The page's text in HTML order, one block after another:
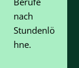
nach
Stundenlö
hne.